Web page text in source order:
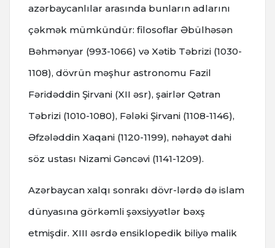
azərbaycanlılar arasında bunların adlarını
çəkmək mümkündür: filosoflar Əbülhəsən
Bəhmənyar (993-1066) və Xətib Təbrizi (1030-
1108), dövrün məşhur astronomu Fazil
Fəridəddin Şirvani (XII əsr), şairlər Qətran
Təbrizi (1010-1080), Fələki Şirvani (1108-1146),
Əfzələddin Xaqani (1120-1199), nəhayət dahi
söz ustası Nizami Gəncəvi (1141-1209).
Azərbaycan xalqı sonrakı dövr-lərdə də islam
dünyasına görkəmli şəxsiyyətlər bəxş
etmişdir. XIII əsrdə ensiklopedik biliyə malik